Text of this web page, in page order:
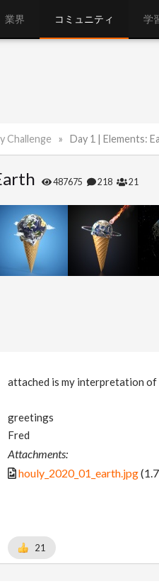
業界 コミュニティ 学
Challenge Day 1 | Elements:
487675 218 21
attached is my interpretation
greetings
Fred
Attachments:
houly_2020_01_earth.jpg
21